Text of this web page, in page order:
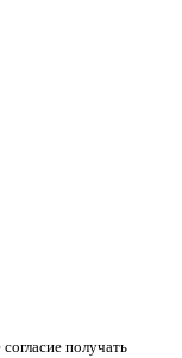
получать